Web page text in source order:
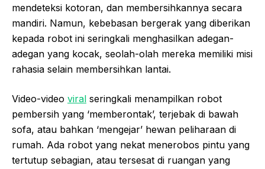
mendeteksi kotoran, dan membersihkannya secara
mandiri. Namun, kebebasan bergerak yang diberikan
kepada robot ini seringkali menghasilkan adegan-
adegan yang kocak, seolah-olah mereka memiliki misi
rahasia selain membersihkan lantai.
Video-video viral seringkali menampilkan robot
pembersih yang ‘memberontak’, terjebak di bawah
sofa, atau bahkan ‘mengejar’ hewan peliharaan di
rumah. Ada robot yang nekat menerobos pintu yang
tertutup sebagian, atau tersesat di ruangan yang